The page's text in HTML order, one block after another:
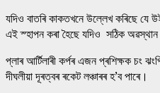
যদিও বাতৰি কাকতখনে উল্লেখ কৰিছে যে
এই স্হাপন কৰা হৈছে যদিও সঠিক অৱস্থান
প্লাৰ আৰ্টিলাৰী কৰ্পৰ এজন প্ৰশিক্ষক চং
দীঘলীয়া দূৰত্বৰ ৰকেট লঞ্চাৰৰ হ’ব পাৰে।